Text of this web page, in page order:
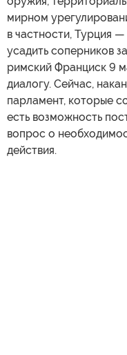
мирном
в частности, Турция
усадить соперников
римский Франциск 9
диалогу. Сейчас,
парламент, которые
есть возможность
вопрос о
действия.